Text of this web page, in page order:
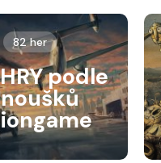
82 her
podle